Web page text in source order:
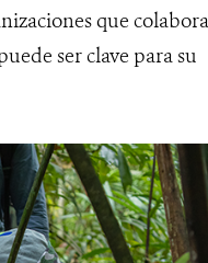
que
ser clave para su